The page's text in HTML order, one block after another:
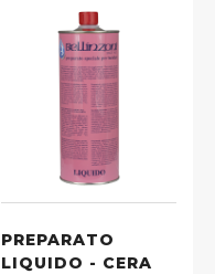
PREPARATO
LIQUIDO - CERA